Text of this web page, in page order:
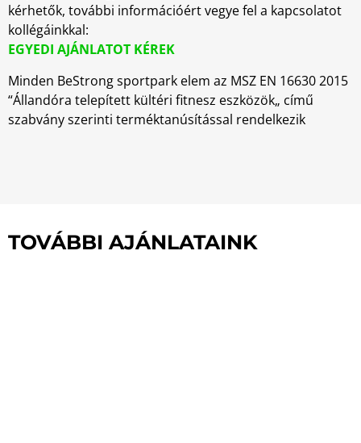
kérhetők, további információért vegye fel a kapcsolatot
kollégáinkkal:
EGYEDI AJÁNLATOT KÉREK
Minden BeStrong sportpark elem az MSZ EN 16630 2015
“Állandóra telepített kültéri fitnesz eszközök„ című
szabvány szerinti terméktanúsítással rendelkezik
TOVÁBBI AJÁNLATAINK